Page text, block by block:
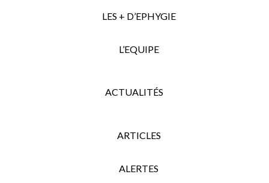
LES + D’EPHYGIE
L’EQUIPE
ACTUALITÉS
ARTICLES
ALERTES